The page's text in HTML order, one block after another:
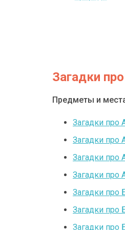
Загадки
Предметы и
Загадки про
Загадки про
Загадки про
Загадки про
Загадки про
Загадки про
Загадки про